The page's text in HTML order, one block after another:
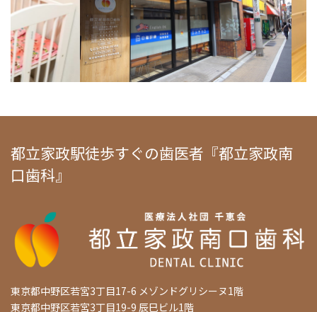
都立家政駅徒歩すぐの歯医者『都立家政南
口歯科』
東京都中野区若宮3丁目17-6 メゾンドグリシーヌ1階
東京都中野区若宮3丁目19-9 辰巳ビル1階